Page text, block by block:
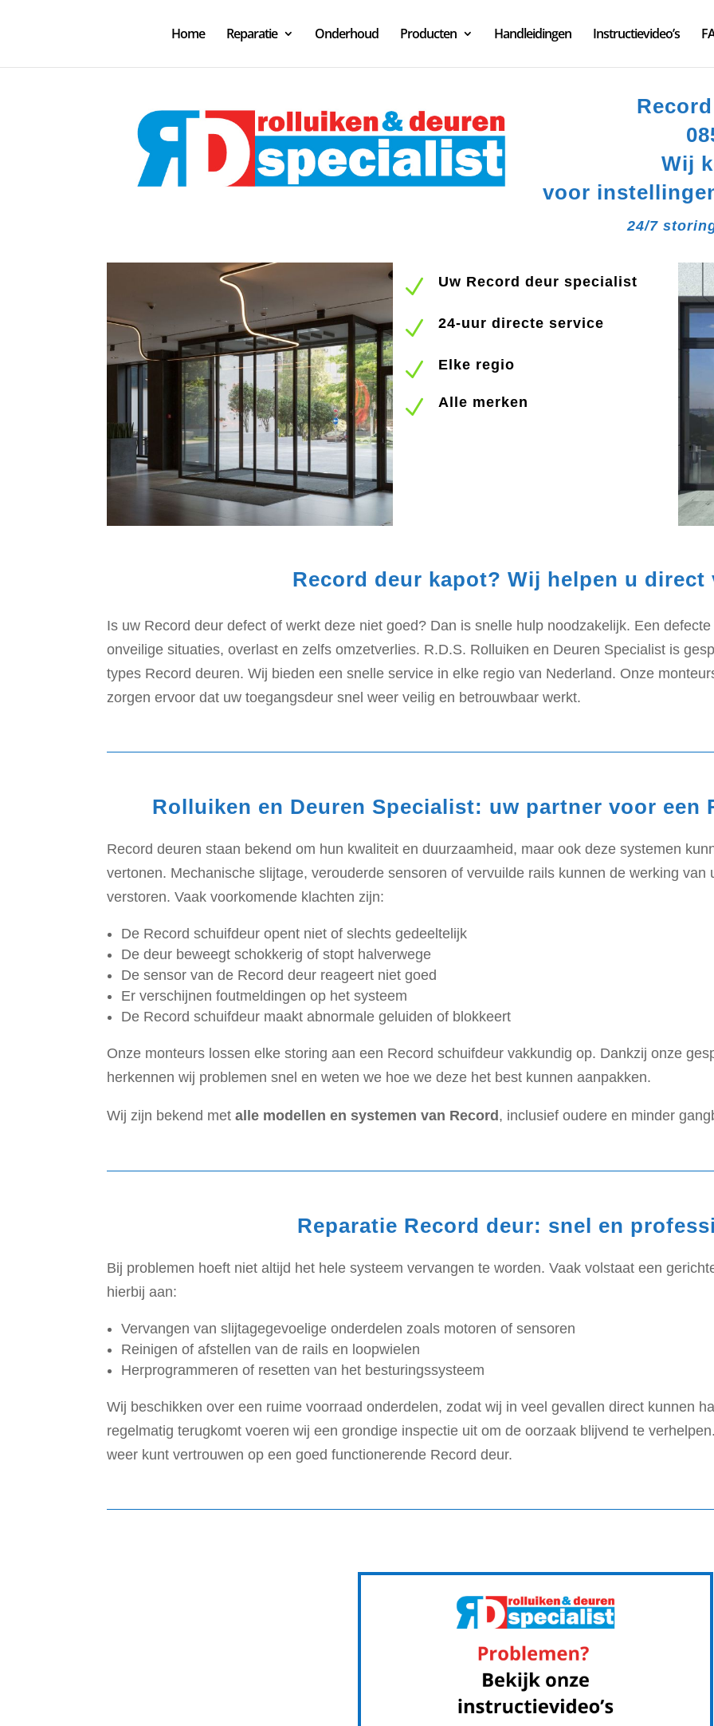
Home Reparatie Onderhoud Producten Handleidingen Instructievideo’s
Wij
voor
24/7
N Uw Record deur specialist
N 24-uur directe service
N Elke regio
N Alle merken
Record deur kapot? Wij helpen u direct
Is uw Record deur defect of werkt deze niet goed? Dan is snelle hulp noodzakelijk. Een
onveilige situaties, overlast en zelfs omzetverlies. R.D.S. Rolluiken en Deuren Specialist is
types Record deuren. Wij bieden een snelle service in elke regio van Nederland. Onze
zorgen ervoor dat uw toegangsdeur snel weer veilig en betrouwbaar werkt.
Rolluiken en Deuren Specialist: uw partner voor een
Record deuren staan bekend om hun kwaliteit en duurzaamheid, maar ook deze systemen
vertonen. Mechanische slijtage, verouderde sensoren of vervuilde rails kunnen de werking
verstoren. Vaak voorkomende klachten zijn:
De Record schuifdeur opent niet of slechts gedeeltelijk
De deur beweegt schokkerig of stopt halverwege
De sensor van de Record deur reageert niet goed
Er verschijnen foutmeldingen op het systeem
De Record schuifdeur maakt abnormale geluiden of blokkeert
Onze monteurs lossen elke storing aan een Record schuifdeur vakkundig op. Dankzij onze
herkennen wij problemen snel en weten we hoe we deze het best kunnen aanpakken.
Wij zijn bekend metalle modellen en systemen van Record , inclusief oudere en minder
Reparatie Record deur: snel en
Bij problemen hoeft niet altijd het hele systeem vervangen te worden. Vaak volstaat een
hierbij aan:
Vervangen van slijtagegevoelige onderdelen zoals motoren of sensoren
Reinigen of afstellen van de rails en loopwielen
Herprogrammeren of resetten van het besturingssysteem
Wij beschikken over een ruime voorraad onderdelen, zodat wij in veel gevallen direct kunnen
regelmatig terugkomt voeren wij een grondige inspectie uit om de oorzaak blijvend te
weer kunt vertrouwen op een goed functionerende Record deur.